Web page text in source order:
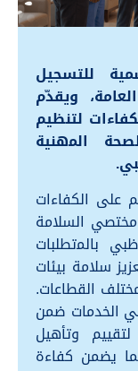
للتسجيل
ويقدّم
لتنظيم
اﻟﻤهنية
على الكفاءات
السلامة
باﻟﻤتطلبات
سلامة بيئات
القطاعات.
الخدمات ضمن
وتأهيل
يضمن كفاءة